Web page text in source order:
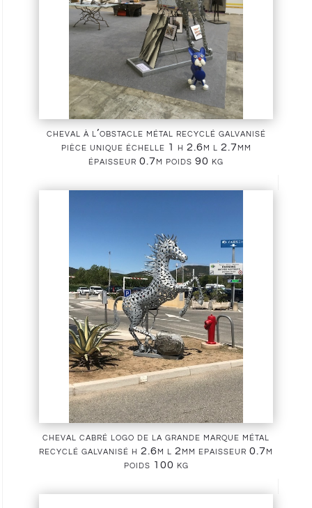
cheval à l’obstacle métal recyclé galvanisé
pièce unique échelle 1 h 2.6m l 2.7mm
épaisseur 0.7m poids 90 kg
cheval cabré logo de la grande marque métal
recyclé galvanisé h 2.6m l 2mm epaisseur 0.7m
poids 100 kg